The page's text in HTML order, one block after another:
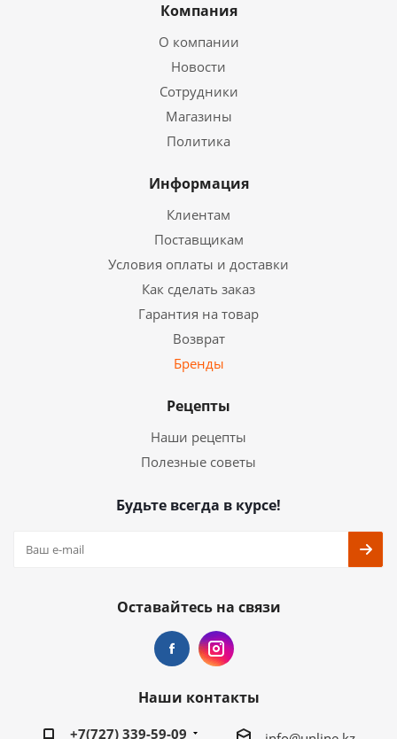
Компания
О компании
Новости
Сотрудники
Магазины
Политика
Информация
Клиентам
Поставщикам
Условия оплаты и доставки
Как сделать заказ
Гарантия на товар
Возврат
Бренды
Рецепты
Наши рецепты
Полезные советы
Будьте всегда в курсе!
Оставайтесь на связи
Наши контакты
+7(727) 339-59-09